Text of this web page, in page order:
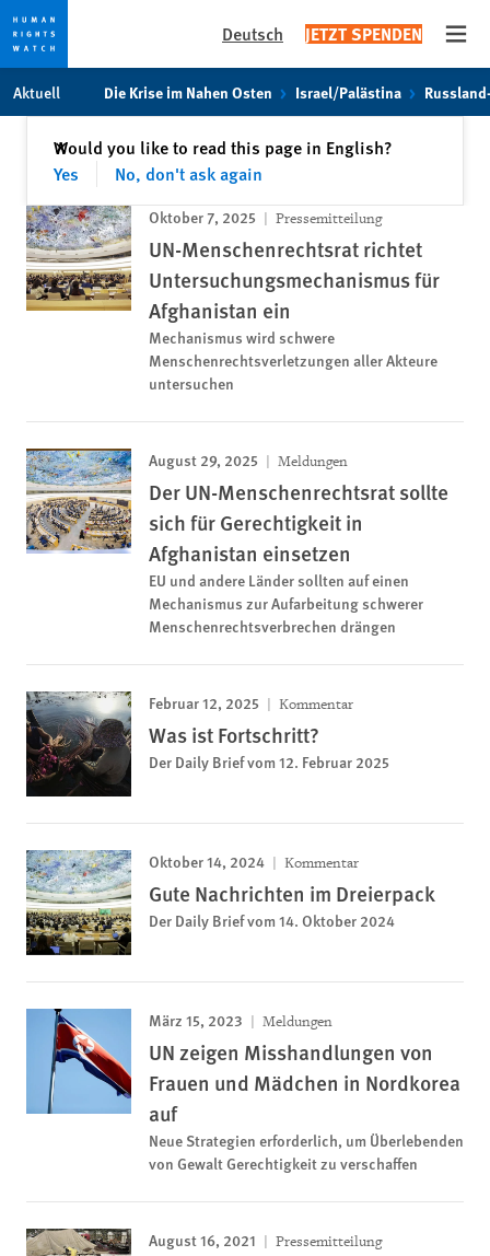
Skip
to
Skip
to
content
Deutsch JETZT SPENDEN
Aktuell Die Krise im Nahen Osten Israel/Palästina
Would you like to read this page in English?
Yes
No, don't ask again
✕Schließen
Oktober 7, 2025 Pressemitteilung
UN-Menschenrechtsrat richtet
Untersuchungsmechanismus für
Afghanistan ein
Mechanismus wird schwere
Menschenrechtsverletzungen aller Akteure
untersuchen
August 29, 2025 Meldungen
Der UN-Menschenrechtsrat sollte
sich für Gerechtigkeit in
Afghanistan einsetzen
EU und andere Länder sollten auf einen
Mechanismus zur Aufarbeitung schwerer
Menschenrechtsverbrechen drängen
Februar 12, 2025 Kommentar
Was ist Fortschritt?
Der Daily Brief vom 12. Februar 2025
Oktober 14, 2024 Kommentar
Gute Nachrichten im Dreierpack
Der Daily Brief vom 14. Oktober 2024
März 15, 2023 Meldungen
UN zeigen Misshandlungen von
Frauen und Mädchen in Nordkorea
auf
Neue Strategien erforderlich, um Überlebenden
von Gewalt Gerechtigkeit zu verschaffen
August 16, 2021 Pressemitteilung